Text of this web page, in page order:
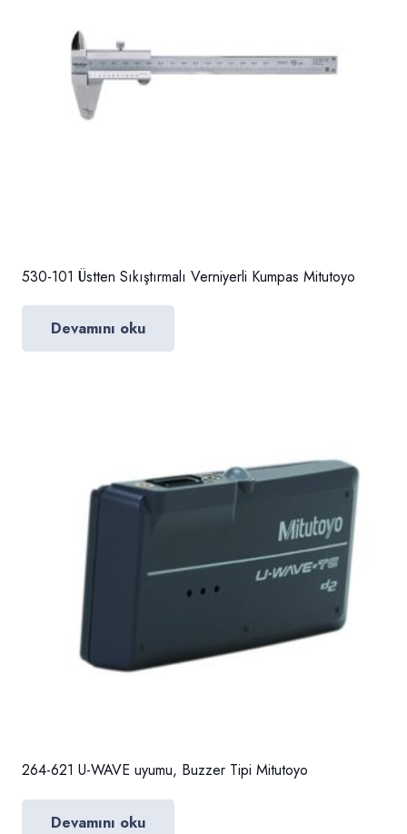
530-101 Üstten Sıkıştırmalı Verniyerli Kumpas Mitutoyo
Devamını oku
264-621 U-WAVE uyumu, Buzzer Tipi Mitutoyo
Devamını oku